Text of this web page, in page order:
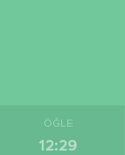
ÖĞLE
12:29